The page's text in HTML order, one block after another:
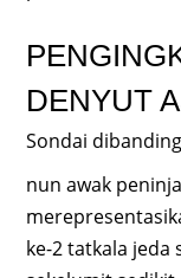
DENYUT
Sondai
nun awak
ke-2 tatkala